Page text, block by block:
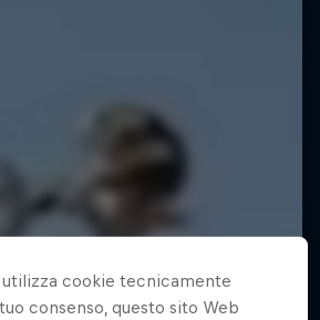
cookie tecnicamente
consenso, questo sito Web